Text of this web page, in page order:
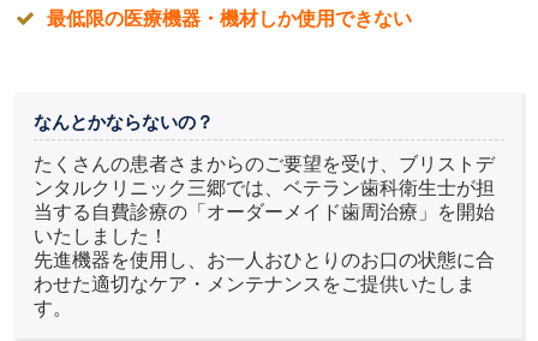
最低限の医療機器・機材しか使用できない
なんとかならないの？
たくさんの患者さまからのご要望を受け、ブリストデ
ンタルクリニック三郷では、ベテラン歯科衛生士が担
当する自費診療の「オーダーメイド歯周治療」を開始
いたしました！
先進機器を使用し、お一人おひとりのお口の状態に合
わせた適切なケア・メンテナンスをご提供いたしま
す。